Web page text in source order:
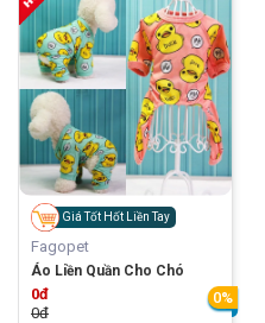
Giá Tốt Hốt Liền Tay
Fagopet
Áo Liền Quần Cho Chó
0đ
0đ
0%